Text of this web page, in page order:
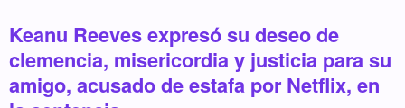
Keanu Reeves expresó su deseo de
clemencia, misericordia y justicia para su
amigo, acusado de estafa por Netflix, en